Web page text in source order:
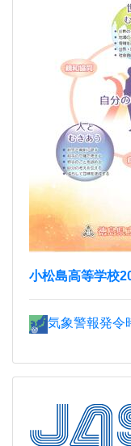
小松島高等学校
気象警報発令